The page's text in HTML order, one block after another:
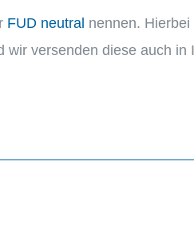
FUD neutral nennen.
wir versen­den diese auch